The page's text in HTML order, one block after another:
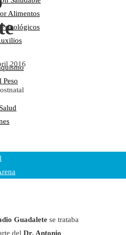
Oscura Sanidad
Alimentos
Peso
2016
Guadalete se trataba
del Dr. Antonio